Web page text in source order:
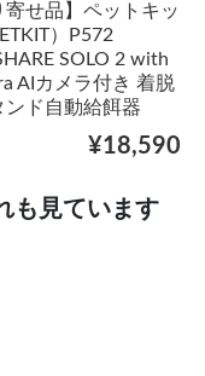
寄せ品】ペットキッ
）P572
SOLO 2 with
AIカメラ付き 着脱
ンド自動給餌器
¥18,590
も見ています